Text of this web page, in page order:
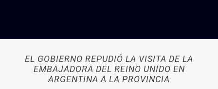
EL GOBIERNO REPUDIÓ LA VISITA DE LA
EMBAJADORA DEL REINO UNIDO EN
ARGENTINA A LA PROVINCIA